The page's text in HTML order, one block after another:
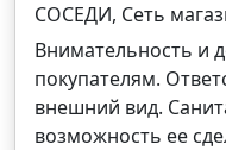
СОСЕДИ, Сеть
Внимательность и
покупателям.
внешний вид.
возможность ее